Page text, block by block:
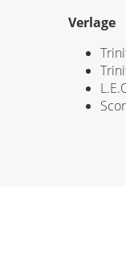
Verlage